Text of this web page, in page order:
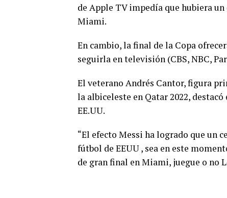
de Apple TV impedía que hubiera
Miami.
En cambio, la final de la Copa
seguirla en televisión (CBS, NBC,
El veterano Andrés Cantor, figura
la albiceleste en Qatar 2022, destacó
EE.UU.
“El efecto Messi ha logrado que un
fútbol de EEUU , sea en este
de gran final en Miami, juegue o no